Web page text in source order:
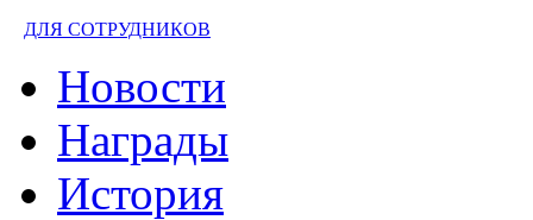
ДЛЯ СОТРУДНИКОВ
Новости
Награды
История